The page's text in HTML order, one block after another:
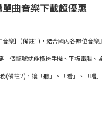
曲音樂下載超優惠
+音樂】(備註1)，結合國內各數位音樂
個帳號就能橫跨手機、平板電腦
(備註2)，讓「聽」、「看」、「唱